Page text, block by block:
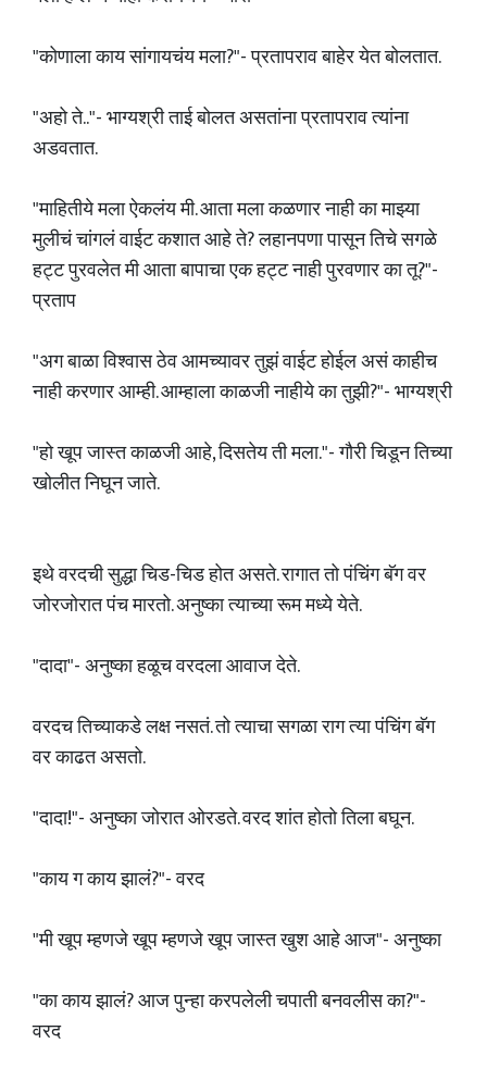
"कोणाला काय सांगायचंय मला?"- प्रतापराव बाहेर येत बोलतात.
"अहो ते.."- भाग्यश्री ताई बोलत असतांना प्रतापराव त्यांना
अडवतात.
"माहितीये मला ऐकलंय मी. आता मला कळणार नाही का माझ्या
मुलीचं चांगलं वाईट कशात आहे ते? लहानपणा पासून तिचे सगळे
हट्ट पुरवलेत मी आता बापाचा एक हट्ट नाही पुरवणार का तू?"-
प्रताप
"अग बाळा विश्वास ठेव आमच्यावर तुझं वाईट होईल असं काहीच
नाही करणार आम्ही. आम्हाला काळजी नाहीये का तुझी?"- भाग्यश्री
"हो खूप जास्त काळजी आहे, दिसतेय ती मला."- गौरी चिडून तिच्या
खोलीत निघून जाते.
इथे वरदची सुद्धा चिड-चिड होत असते. रागात तो पंचिंग बॅग वर
जोरजोरात पंच मारतो. अनुष्का त्याच्या रूम मध्ये येते.
"दादा"- अनुष्का हळूच वरदला आवाज देते.
वरदच तिच्याकडे लक्ष नसतं. तो त्याचा सगळा राग त्या पंचिंग बॅग
वर काढत असतो.
"दादा!"- अनुष्का जोरात ओरडते. वरद शांत होतो तिला बघून.
"काय ग काय झालं?"- वरद
"मी खूप म्हणजे खूप म्हणजे खूप जास्त खुश आहे आज"- अनुष्का
"का काय झालं? आज पुन्हा करपलेली चपाती बनवलीस का?"-
वरद